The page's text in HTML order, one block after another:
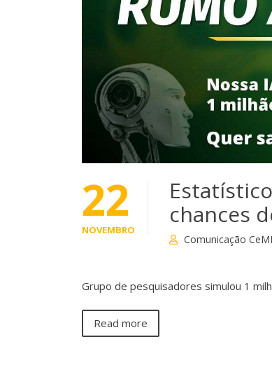
22
NOVEMBRO
chances
Comunicação
Grupo de pesquisadores simulou 1
Read more